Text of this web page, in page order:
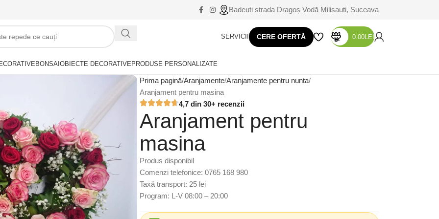
Badeuti strada Dragoș Vodă Milisauti, Suceava
SERVICII CERE OFERTĂ 0.00LEI
BONSAI OBIECTE DECORATIVE PRODUSE PERSONALIZATE
Prima pagină Aranjamente Aranjamente pentru nunta
Aranjament pentru masina
4,7 din 30+ recenzii
Aranjament pentru
masina
Produs disponibil
Comenzi telefonice: 0765 168 980
Taxă transport: 25 lei
Program: L-V 08:00 – 20:00